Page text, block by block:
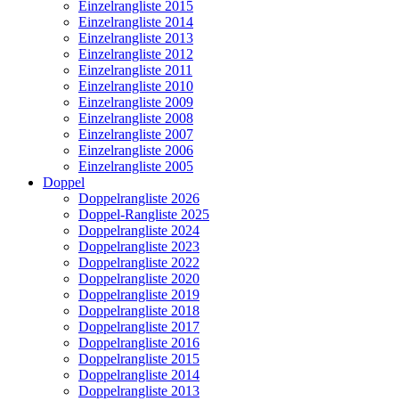
Einzelrangliste 2015
Einzelrangliste 2014
Einzelrangliste 2013
Einzelrangliste 2012
Einzelrangliste 2011
Einzelrangliste 2010
Einzelrangliste 2009
Einzelrangliste 2008
Einzelrangliste 2007
Einzelrangliste 2006
Einzelrangliste 2005
Doppel
Doppelrangliste 2026
Doppel-Rangliste 2025
Doppelrangliste 2024
Doppelrangliste 2023
Doppelrangliste 2022
Doppelrangliste 2020
Doppelrangliste 2019
Doppelrangliste 2018
Doppelrangliste 2017
Doppelrangliste 2016
Doppelrangliste 2015
Doppelrangliste 2014
Doppelrangliste 2013